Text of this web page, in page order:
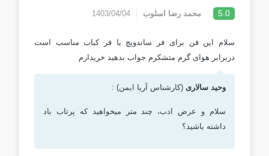
5.0 محمد رضا اسلوب 1403/04/04
سلام این فن برای فر ساندویچ یا فر کباب مناسب است
دربرابر هوای گرم متشکرم جواب بدهید خریدارم
وحید سالاری (کارشناس آریا ایمن) :
سلام و عرض ادب، چند متر میخواهید که پرتاب باد
داشته باشید؟